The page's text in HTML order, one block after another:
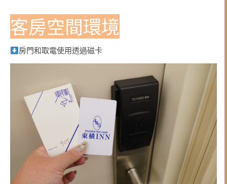
客房空間環境
房門和取電使用透過磁卡